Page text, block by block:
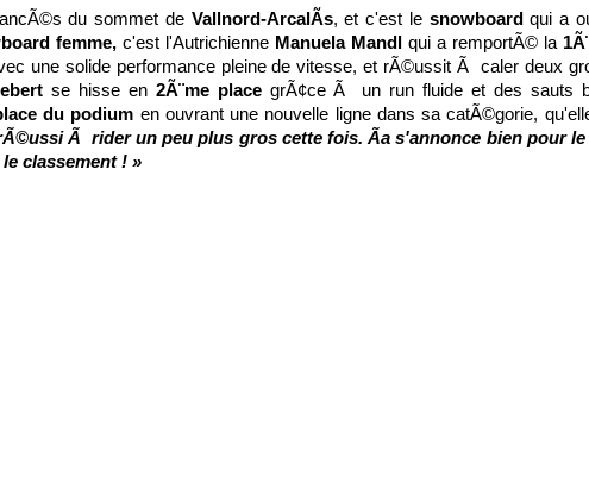
du sommet de Vallnord-ArcalÃ­s, et c'est le snowboardqui a
femme, c'est l'Autrichienne Manuela Mandl qui a remportÃ© la
une solide performance pleine de vitesse, et rÃ©ussit Ã caler deux
se hisse en 2Ã¨me placegrÃ¢ce Ã un run fluide et des sauts
du podium en ouvrant une nouvelle ligne dans sa catÃ©gorie,
Ã rider un peu plus gros cette fois. Ãa s'annonce bien pour
classement ! »